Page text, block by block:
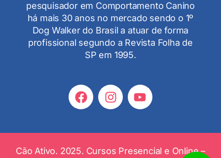
pesquisador em Comportamento Canino
há mais 30 anos no mercado sendo o 1º
Dog Walker do Brasil a atuar de forma
profissional segundo a Revista Folha de
SP em 1995.
Cão Ativo. 2025. Cursos Presencial e Online –